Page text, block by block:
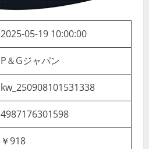
2025-05-19 10:00:00
P＆Gジャパン
kw_250908101531338
4987176301598
￥918